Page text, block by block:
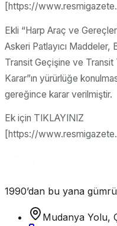
[https://
Ekli “Harp Araç ve
Askeri Patlayıcı
Transit Geçişine ve Transit
Karar”ın yürürlüğe
gereğince karar verilmiştir.
Ek için TIKLAYINIZ
[https://
1990’dan bu yana
Mudanya Yolu,